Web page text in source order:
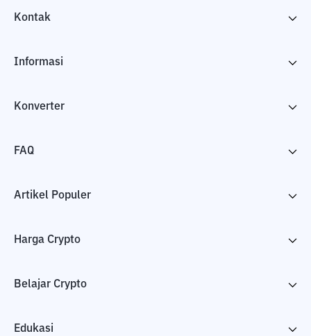
Kontak
Informasi
Konverter
FAQ
Artikel Populer
Harga Crypto
Belajar Crypto
Edukasi